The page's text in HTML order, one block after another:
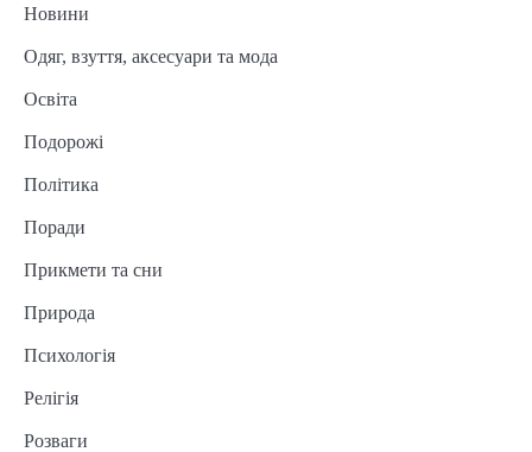
Новини
Одяг, взуття, аксесуари та мода
Освіта
Подорожі
Політика
Поради
Прикмети та сни
Природа
Психологія
Релігія
Розваги